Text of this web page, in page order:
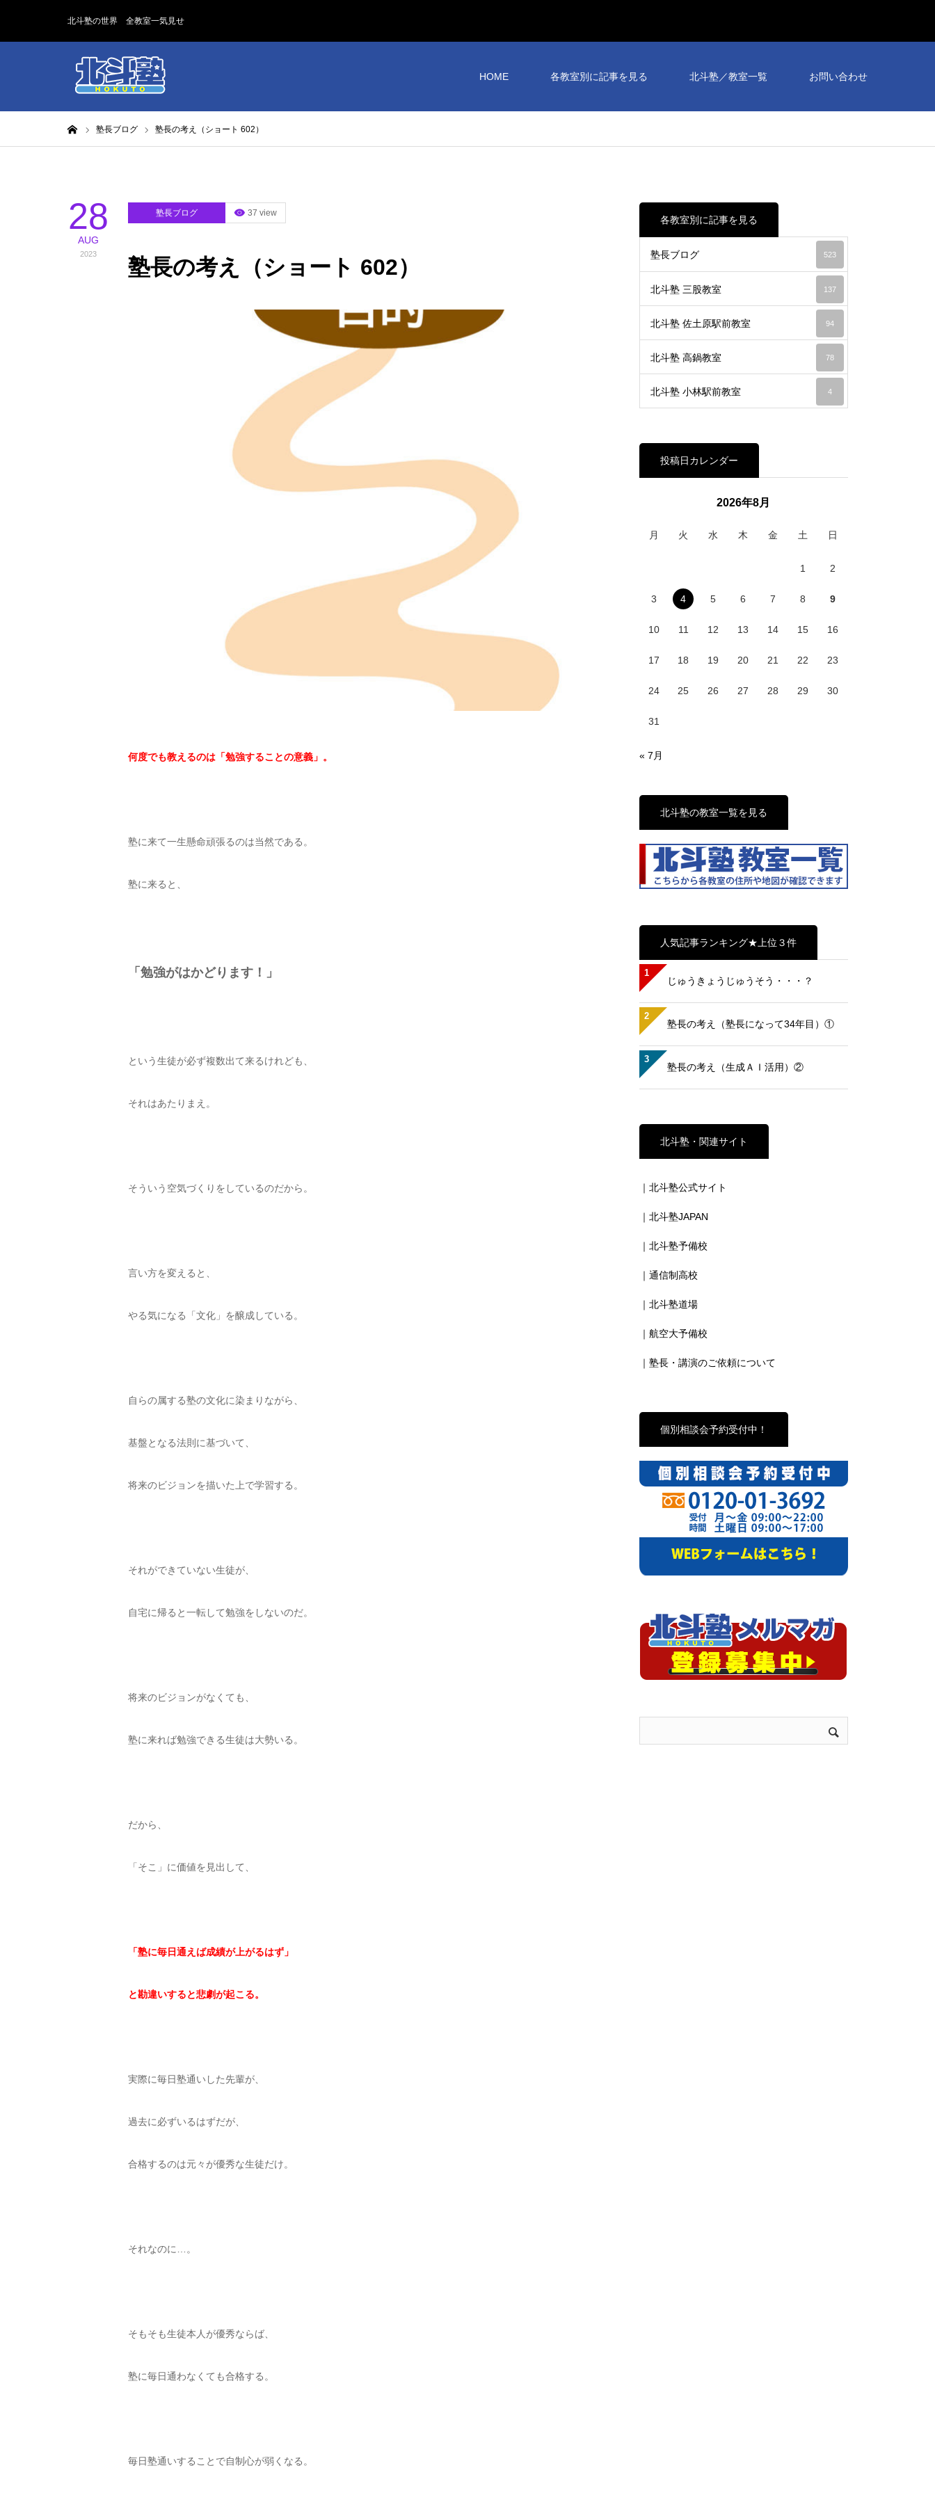
北斗塾の世界 全教室一気見せ
HOME 各教室別に記事を見る 北斗塾／教室一覧 お問い合わせ
塾長ブログ 塾長の考え（ショート 602）
28
AUG
2023
塾長ブログ 37 view
塾長の考え（ショート 602）
何度でも教えるのは「勉強することの意義」。
塾に来て一生懸命頑張るのは当然である。
塾に来ると、
「勉強がはかどります！」
という生徒が必ず複数出て来るけれども、
それはあたりまえ。
そういう空気づくりをしているのだから。
言い方を変えると、
やる気になる「文化」を醸成している。
自らの属する塾の文化に染まりながら、
基盤となる法則に基づいて、
将来のビジョンを描いた上で学習する。
それができていない生徒が、
自宅に帰ると一転して勉強をしないのだ。
将来のビジョンがなくても、
塾に来れば勉強できる生徒は大勢いる。
だから、
「そこ」に価値を見出して、
「塾に毎日通えば成績が上がるはず」
と勘違いすると悲劇が起こる。
実際に毎日塾通いした先輩が、
過去に必ずいるはずだが、
合格するのは元々が優秀な生徒だけ。
それなのに…。
そもそも生徒本人が優秀ならば、
塾に毎日通わなくても合格する。
毎日塾通いすることで自制心が弱くなる。
各教室別に記事を見る
塾長ブログ 523
北斗塾 三股教室 137
北斗塾 佐土原駅前教室 94
北斗塾 高鍋教室 78
北斗塾 小林駅前教室 4
投稿日カレンダー
2026年8月
月 火 水 木 金 土 日
1 2
3 4 5 6 7 8 9
10 11 12 13 14 15 16
17 18 19 20 21 22 23
24 25 26 27 28 29 30
31
« 7月
北斗塾の教室一覧を見る
人気記事ランキング★上位３件
1
じゅうきょうじゅうそう・・・？
2
塾長の考え（塾長になって34年目）①
3
塾長の考え（生成ＡＩ活用）②
北斗塾・関連サイト
｜北斗塾公式サイト
｜北斗塾JAPAN
｜北斗塾予備校
｜通信制高校
｜北斗塾道場
｜航空大予備校
｜塾長・講演のご依頼について
個別相談会予約受付中！